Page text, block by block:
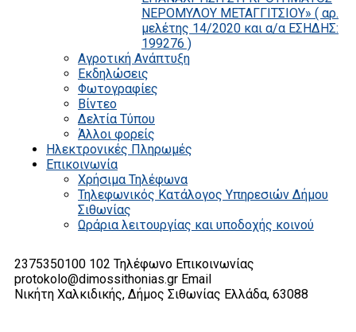
ΝΕΡΟΜΥΛΟΥ ΜΕΤΑΓΓΙΤΣΙΟΥ» ( αρ.
μελέτης 14/2020 και α/α ΕΣΗΔΗΣ:
199276 )
Αγροτική Ανάπτυξη
Εκδηλώσεις
Φωτογραφίες
Βίντεο
Δελτία Τύπου
Άλλοι φορείς
Ηλεκτρονικές Πληρωμές
Επικοινωνία
Χρήσιμα Τηλέφωνα
Τηλεφωνικός Κατάλογος Υπηρεσιών Δήμου
Σιθωνίας
Ωράρια λειτουργίας και υποδοχής κοινού
2375350100 102 Τηλέφωνο Επικοινωνίας
protokolo@dimossithonias.gr Email
Νικήτη Χαλκιδικής, Δήμος Σιθωνίας Ελλάδα, 63088